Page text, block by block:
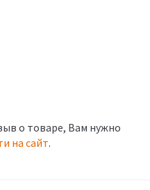
о товаре, Вам нужно
на сайт.